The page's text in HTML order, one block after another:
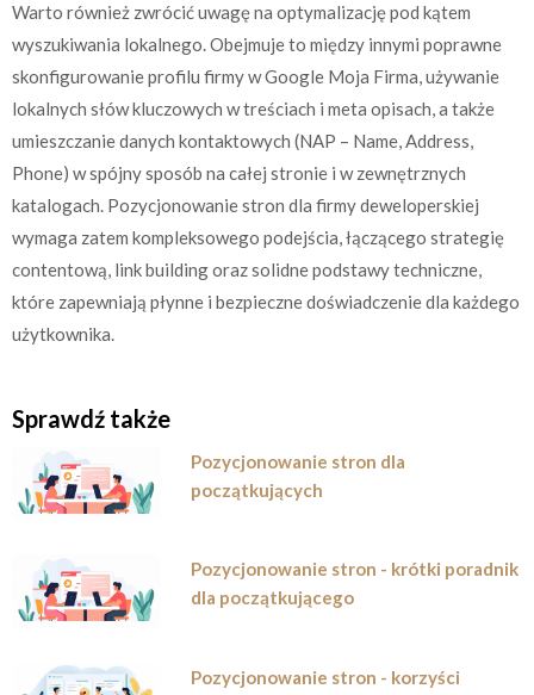
Warto również zwrócić uwagę na optymalizację pod kątem
wyszukiwania lokalnego. Obejmuje to między innymi poprawne
skonfigurowanie profilu firmy w Google Moja Firma, używanie
lokalnych słów kluczowych w treściach i meta opisach, a także
umieszczanie danych kontaktowych (NAP – Name, Address,
Phone) w spójny sposób na całej stronie i w zewnętrznych
katalogach. Pozycjonowanie stron dla firmy deweloperskiej
wymaga zatem kompleksowego podejścia, łączącego strategię
contentową, link building oraz solidne podstawy techniczne,
które zapewniają płynne i bezpieczne doświadczenie dla każdego
użytkownika.
Sprawdź także
Pozycjonowanie stron dla
początkujących
Pozycjonowanie stron - krótki poradnik
dla początkującego
Pozycjonowanie stron - korzyści